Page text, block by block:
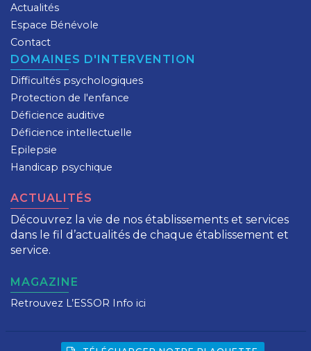
Actualités
Espace Bénévole
Contact
DOMAINES D'INTERVENTION
Difficultés psychologiques
Protection de l'enfance
Déficience auditive
Déficience intellectuelle
Epilepsie
Handicap psychique
ACTUALITÉS
Découvrez la vie de nos établissements et services
dans le fil d’actualités de chaque établissement et
service.
MAGAZINE
Retrouvez L’ESSOR Info ici